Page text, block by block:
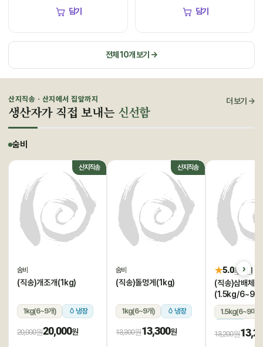
담기 담기
전체 10개 보기 →
산지직송 · 산지에서 집앞까지
생산자가 직접 보내는 신선함
더 보기 →
숨비
산지직송
숨비
(직송)개조개(1kg)
1kg(6~9개) 냉장
20,000원20,000원
산지직송
숨비
(직송)돌멍게(1kg)
1kg(6~9개) 냉장
13,300원13,300원
★5.0후기 1
(직송)삼배체굴
(1.5kg/6~9
1.5kg(6~9미)
13,200원